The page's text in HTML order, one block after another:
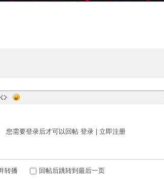
您需要登录后才可以回帖 登录| 立即注册
转播 回帖后跳转到最后一页